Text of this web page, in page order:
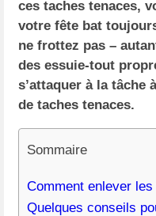
ces taches tenaces,
votre fête bat
ne frottez pas –
des essuie-tout
s’attaquer à la tâche
de taches tenaces.
Sommaire
Comment enlever
Quelques conseils